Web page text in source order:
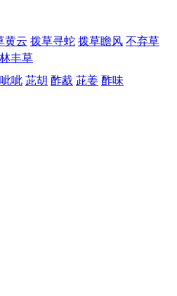
黄云 拨草寻蛇 拨草瞻风 不弃草
丰草
呲呲 茈胡 酢酨 茈姜 酢味